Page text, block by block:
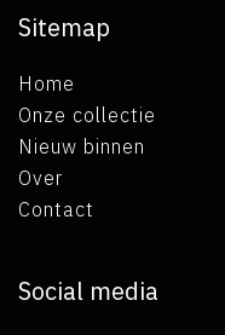
Sitemap
Home
Onze collectie
Nieuw binnen
Over
Contact
Social media